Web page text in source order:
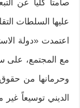
صامتاً كلياً عن
عليها السلطات
اعتمدت «دولة
مع المجتمع، على
وحرمانها من حقوق
الديني توسيعاً